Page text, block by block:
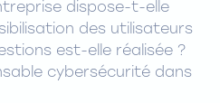
dispose-t-elle
des utilisateurs
est-elle réalisée ?
cybersécurité dans